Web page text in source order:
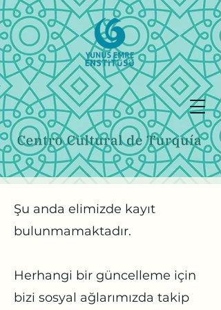
Şu anda elimizde kayıt
bulunmamaktadır.
Herhangi bir güncelleme için
bizi sosyal ağlarımızda takip